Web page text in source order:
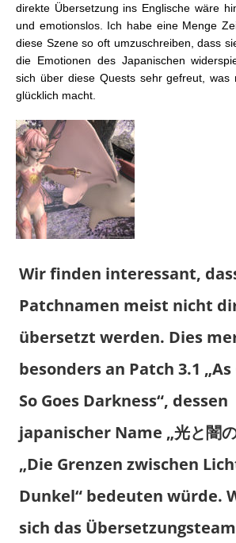
direkte Übersetzung ins Englische wäre
und emotionslos. Ich habe eine Menge
diese Szene so oft umzuschreiben, dass
die Emotionen des Japanischen
sich über diese Quests sehr gefreut, was
glücklich macht.
Wir finden interessant,
Patchnamen meist nicht
übersetzt werden. Dies
besonders an Patch 3.1
So Goes Darkness“, dessen
japanischer Name „光と闇
„Die Grenzen zwischen
Dunkel“ bedeuten würde.
sich das